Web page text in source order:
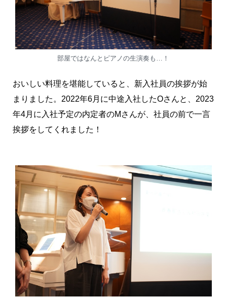
部屋ではなんとピアノの生演奏も…！
おいしい料理を堪能していると、新入社員の挨拶が始
まりました。2022年6月に中途入社したOさんと、2023
年4月に入社予定の内定者のMさんが、社員の前で一言
挨拶をしてくれました！